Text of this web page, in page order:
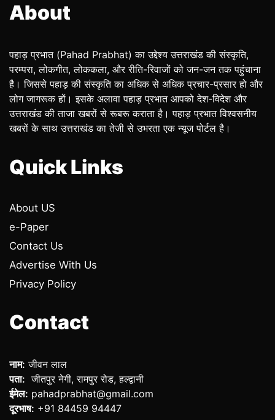
About
पहाड़ प्रभात (Pahad Prabhat) का उद्देश्य उत्तराखंड की संस्कृति,
परम्परा, लोकगीत, लोककला, और रीति-रिवाजों को जन-जन तक पहुंचाना
है। जिससे पहाड़ की संस्कृति का अधिक से अधिक प्रचार-प्रसार हो और
लोग जागरूक हों। इसके अलावा पहाड़ प्रभात आपको देश-विदेश और
उत्तराखंड की ताजा खबरों से रूबरू कराता है। पहाड़ प्रभात विश्वसनीय
खबरों के साथ उत्तराखंड का तेजी से उभरता एक न्यूज पोर्टल है।
Quick Links
About US
e-Paper
Contact Us
Advertise With Us
Privacy Policy
Contact
नाम: जीवन लाल
पता: जीतपुर नेगी, रामपुर रोड, हल्द्वानी
ईमेल: pahadprabhat@gmail.com
दूरभाष: +91 84459 94447